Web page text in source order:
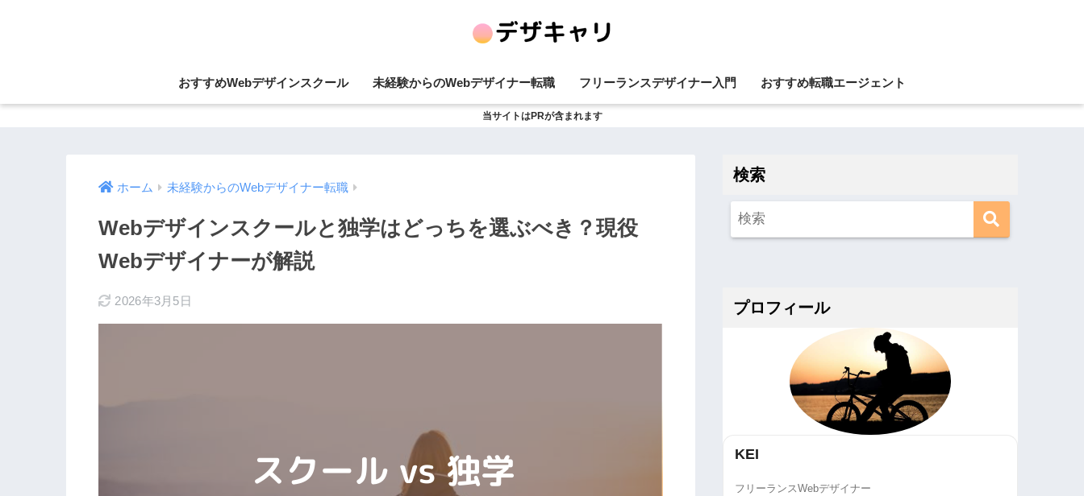
おすすめWebデザインスクール 未経験からのWebデザイナー転職 フリーランスデザイナー入門 おすすめ転職エージェント
当サイトはPRが含まれます
ホーム 未経験からのWebデザイナー転職
Webデザインスクールと独学はどっちを選ぶべき？現役
Webデザイナーが解説
2026年3月5日
検索
プロフィール
KEI
フリーランスWebデザイナー